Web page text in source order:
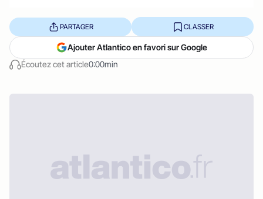
Écoutez cet article0:00min
PARTAGER CLASSER
Ajouter Atlantico en favori sur Google